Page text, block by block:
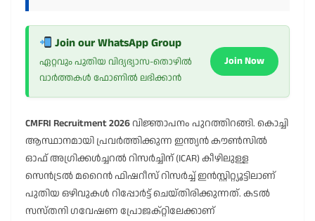
Join our WhatsApp Group
ഏറ്റവും പുതിയ വിദ്യഭ്യാസ-തൊഴിൽ
വാർത്തകൾ ഫോണിൽ ലഭിക്കാൻ
Join Now
CMFRI Recruitment 2026 വിജ്ഞാപനം പുറത്തിറങ്ങി. കൊച്ചി
ആസ്ഥാനമായി പ്രവർത്തിക്കുന്ന ഇന്ത്യൻ കൗൺസിൽ
ഓഫ് അഗ്രിക്കൾച്ചറൽ റിസർച്ചിന് (ICAR) കീഴിലുള്ള
സെൻട്രൽ മറൈൻ ഫിഷറീസ് റിസർച്ച് ഇൻസ്റ്റിറ്റ്യൂട്ടിലാണ്
പുതിയ ഒഴിവുകൾ റിപ്പോർട്ട് ചെയ്തിരിക്കുന്നത്. കടൽ
സസ്തനി ഗവേഷണ പ്രോജക്റ്റിലേക്കാണ്